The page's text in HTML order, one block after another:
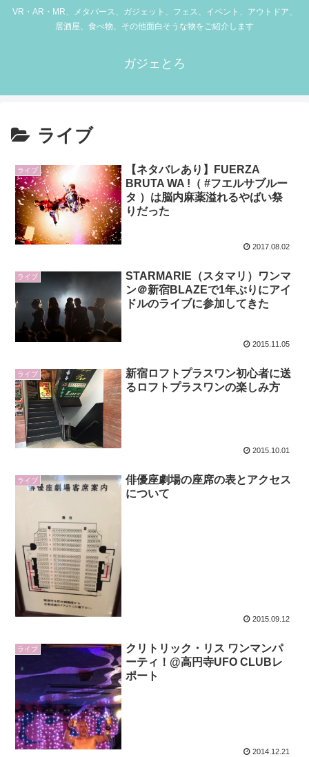
VR・AR・MR、メタバース、ガジェット、フェス、イベント、アウトドア、
居酒屋、食べ物、その他面白そうな物をご紹介します
ガジェとろ
ライブ
ライブ
【ネタバレあり】FUERZA
BRUTA WA !（ #フエルサブルー
タ ）は脳内麻薬溢れるやばい祭
りだった
2017.08.02
ライブ
STARMARIE（スタマリ）ワンマ
ン＠新宿BLAZEで1年ぶりにアイ
ドルのライブに参加してきた
2015.11.05
ライブ
新宿ロフトプラスワン初心者に送
るロフトプラスワンの楽しみ方
2015.10.01
ライブ
俳優座劇場の座席の表とアクセス
について
2015.09.12
ライブ
クリトリック・リス ワンマンパ
ーティ！@高円寺UFO CLUBレ
ポート
2014.12.21